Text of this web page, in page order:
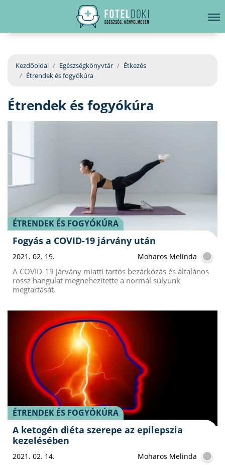
EGÉSZSÉGKÖNYVTÁR
BETEGSÉGKALAUZ
ÜGYELETKERESŐ
ORVOS VÁLASZOL
hirdetés
Kezdőoldal Egészségkönyvtár
Étkezés
Étrendek és fogyókúra
Étrendek és fogyókúra
ÉTRENDEK ÉS FOGYÓKÚRA
Fogyás a COVID-19 járvány után
2021. 02. 19. Moharos Melinda
A COVID-19 járvány miatti tartós bezárkózás és általános
rossz hangulat megnehezítette a normál súlyunk
megtartását.
ÉTRENDEK ÉS FOGYÓKÚRA
A ketogén diéta szerepe az epilepszia
kezelésében
2021. 02. 14. Moharos Melinda